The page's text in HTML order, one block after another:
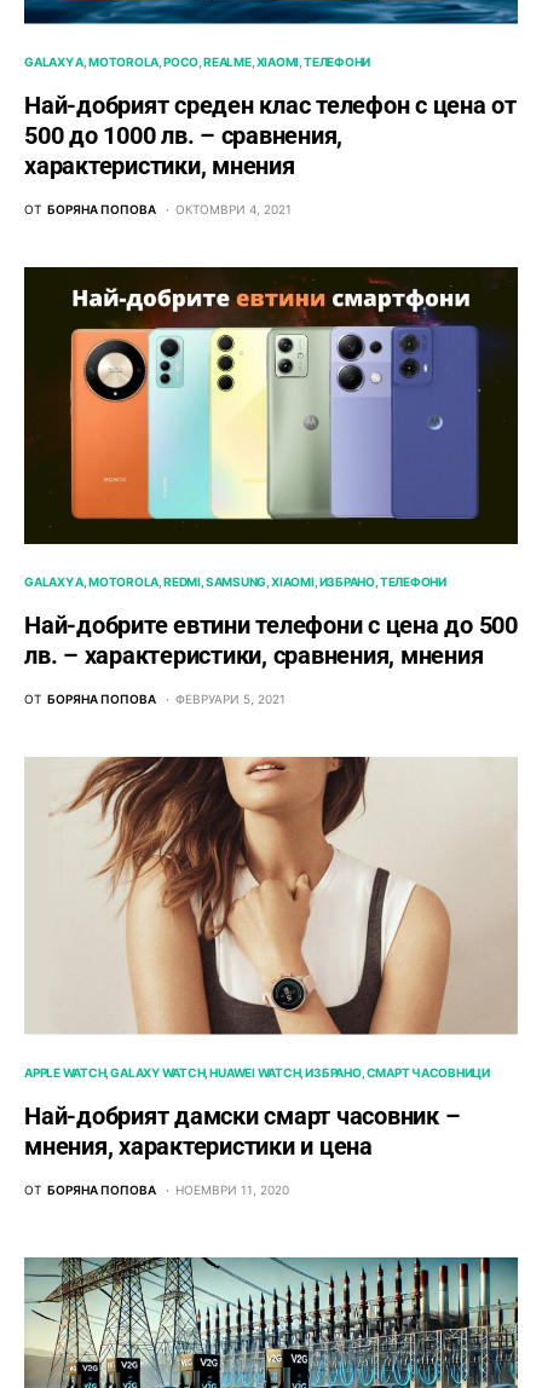
GALAXY A MOTOROLA POCO REALME XIAOMI ТЕЛЕФОНИ
Най-добрият среден клас телефон с цена от
500 до 1000 лв. – сравнения,
характеристики, мнения
ОТ БОРЯНА ПОПОВА ОКТОМВРИ 4, 2021
GALAXY A MOTOROLA REDMI SAMSUNG XIAOMI ИЗБРАНО ТЕЛЕФОНИ
Най-добрите евтини телефони с ценa до 500
лв. – характeристики, сравнения, мнения
ОТ БОРЯНА ПОПОВА ФЕВРУАРИ 5, 2021
APPLE WATCH GALAXY WATCH HUAWEI WATCH ИЗБРАНО СМАРТ ЧАСОВНИЦИ
Най-добрият дамски смарт часовник –
мнения, характеристики и цена
ОТ БОРЯНА ПОПОВА НОЕМВРИ 11, 2020